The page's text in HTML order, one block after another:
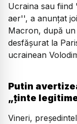
Ucraina sau
aer'', a anunțat
Macron, după un
desfășurat la
ucrainean
Putin
„ținte
Vineri,